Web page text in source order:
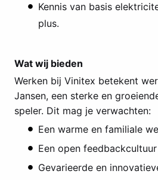
Kennis van basis
plus.
Wat wij bieden
Werken bij Vinitex betekent
Jansen, een sterke en
speler. Dit mag je verwachten:
Een warme en familiale
Een open feedbackcultuur
Gevarieerde en